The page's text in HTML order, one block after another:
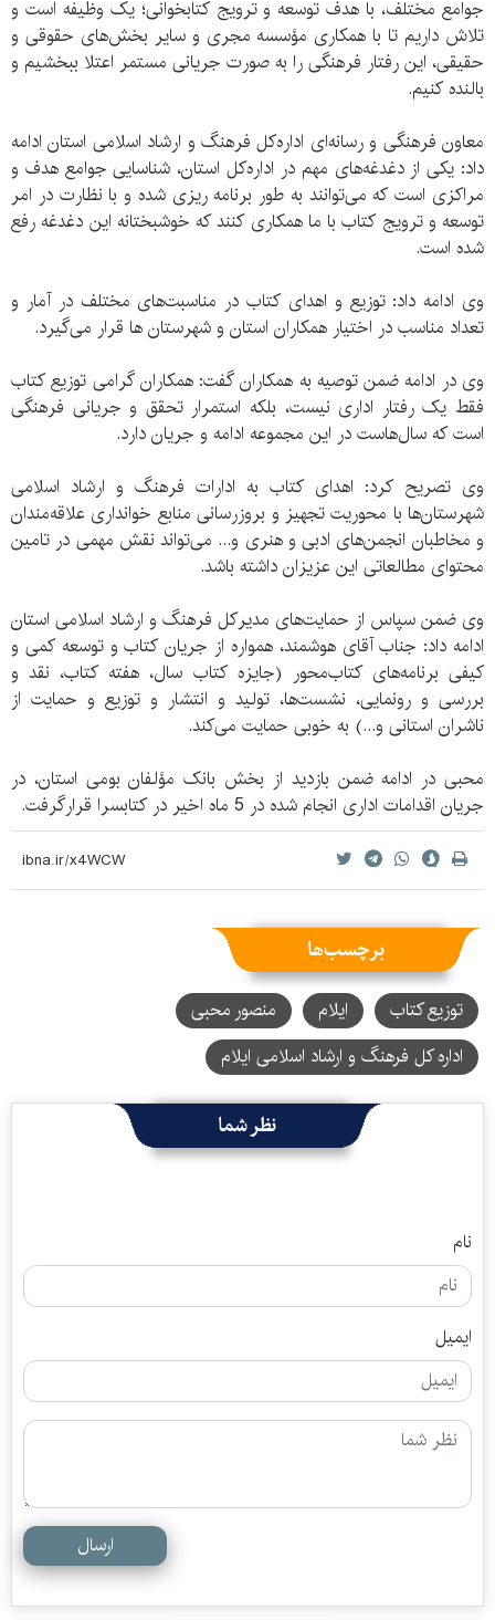
جوامع مختلف، با هدف توسعه و ترویج کتابخوانی؛ یک وظیفه است و
تلاش داریم تا با همکاری مؤسسه مجری و سایر بخش‌های حقوقی و
حقیقی، این رفتار فرهنگی را به صورت جریانی مستمر اعتلا ببخشیم و
بالنده کنیم.
معاون فرهنگی و رسانه‌ای اداره‌کل فرهنگ و ارشاد اسلامی استان ادامه
داد: یکی از دغدغه‌های مهم در اداره‌کل استان، شناسایی جوامع هدف و
مراکزی است که می‌توانند به طور برنامه ریزی شده و با نظارت در امر
توسعه و ترویج کتاب با ما همکاری کنند که خوشبختانه این دغدغه رفع
شده است.
وی ادامه داد: توزیع و اهدای کتاب در مناسبت‌های مختلف در آمار و
تعداد مناسب در اختیار همکاران استان و شهرستان ها قرار می‌گیرد.
وی در ادامه ضمن توصیه به همکاران گفت: همکاران گرامی توزیع کتاب
فقط یک رفتار اداری نیست، بلکه استمرار تحقق و جریانی فرهنگی
است که سال‌هاست در این مجموعه ادامه و جریان دارد.
وی تصریح کرد: اهدای کتاب به ادارات فرهنگ و ارشاد اسلامی
شهرستان‌ها با محوریت تجهیز و بروزرسانی منابع خوانداری علاقه‌مندان
و مخاطبان انجمن‌های ادبی و هنری و... می‌تواند نقش مهمی در تامین
محتوای مطالعاتی این عزیزان داشته باشد.
وی ضمن سپاس از حمایت‌های مدیرکل فرهنگ و ارشاد اسلامی استان
ادامه داد: جناب آقای هوشمند، همواره از جریان کتاب و توسعه کمی و
کیفی برنامه‌های کتاب‌محور (جایزه کتاب سال، هفته کتاب، نقد و
بررسی و رونمایی، نشست‌ها، تولید و انتشار و توزیع و حمایت از
ناشران استانی و...) به خوبی حمایت می‌کند.
محبی در ادامه ضمن بازدید از بخش بانک مؤلفان بومی استان، در
جریان اقدامات اداری انجام شده در 5 ماه اخیر در کتابسرا قرارگرفت.
برچسب‌ها
توزیع کتاب ایلام
منصور محبی
اداره کل فرهنگ و ارشاد اسلامی ایلام
نظر شما
نام
ایمیل
ارسال